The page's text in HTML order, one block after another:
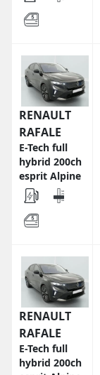
RENAULT
RAFALE
E-Tech full
hybrid 200ch
esprit Alpine
RENAULT
RAFALE
E-Tech full
hybrid 200ch